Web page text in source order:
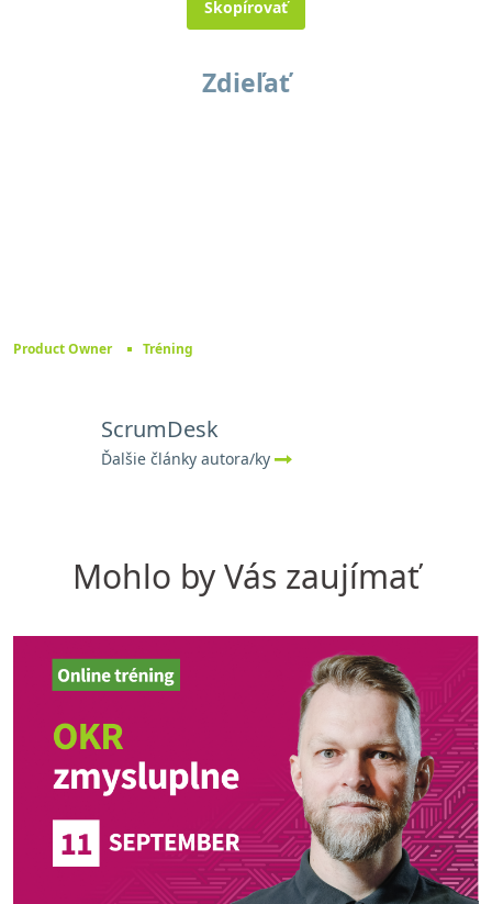
Skopírovať
Zdieľať
Product Owner Tréning
ScrumDesk
Ďalšie články autora/ky
Mohlo by Vás zaujímať